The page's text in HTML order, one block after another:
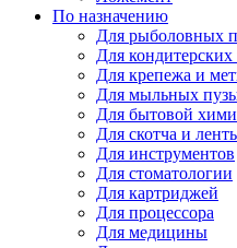
По назначению
Для рыболовных
Для кондитерских
Для крепежа и
Для мыльных
Для бытовой
Для скотча и
Для инструментов
Для стоматологии
Для картриджей
Для процессора
Для медицины